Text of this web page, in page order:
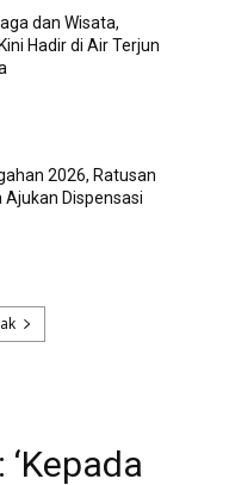
dan Wisata,
Hadir di Air Terjun
2026, Ratusan
Dispensasi